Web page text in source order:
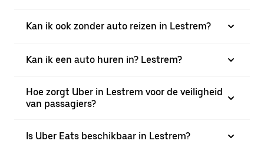
Kan ik ook zonder auto reizen in Lestrem?
Kan ik een auto huren in? Lestrem?
Hoe zorgt Uber in Lestrem voor de veiligheid
van passagiers?
Is Uber Eats beschikbaar in Lestrem?